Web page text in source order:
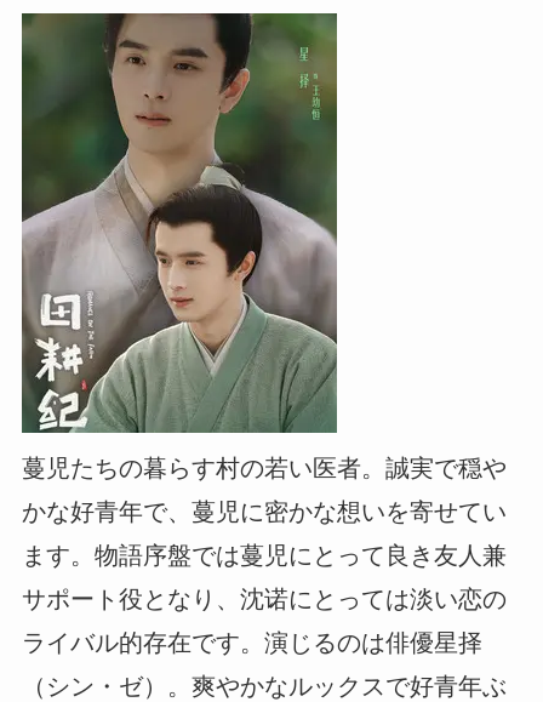
蔓児たちの暮らす村の若い医者。誠実で穏や
かな好青年で、蔓児に密かな想いを寄せてい
ます。物語序盤では蔓児にとって良き友人兼
サポート役となり、沈诺にとっては淡い恋の
ライバル的存在です。演じるのは俳優星择
（シン・ゼ）。爽やかなルックスで好青年ぶ